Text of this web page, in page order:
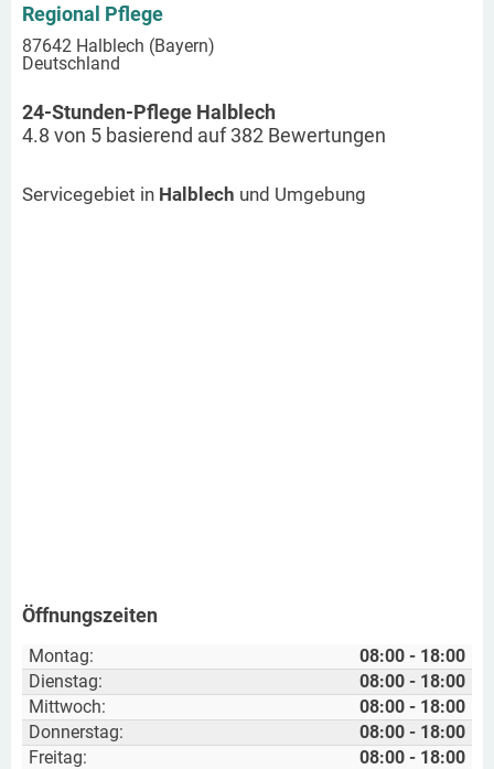
Regional Pflege
87642 Halblech (Bayern)
Deutschland
24-Stunden-Pflege Halblech
4.8 von 5 basierend auf382 Bewertungen
Servicegebiet in Halblech und Umgebung
Öffnungszeiten
Montag:
08:00 - 18:00
Dienstag:
08:00 - 18:00
Mittwoch:
08:00 - 18:00
Donnerstag:
08:00 - 18:00
Freitag:
08:00 - 18:00